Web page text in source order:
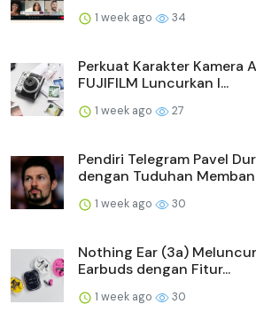
1 week ago 34
Perkuat Karakter Kamera
FUJIFILM Luncurkan I...
1 week ago 27
Pendiri Telegram Pavel
dengan Tuduhan
1 week ago 30
Nothing Ear (3a)
Earbuds dengan Fitur...
1 week ago 30